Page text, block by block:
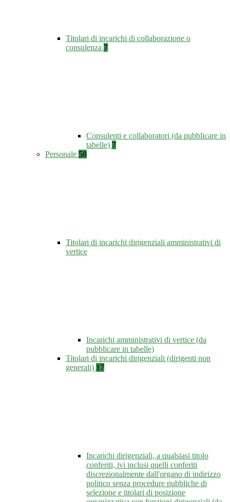
Titolari di incarichi di collaborazione o
consulenza 7
Consulenti e collaboratori (da pubblicare in
tabelle) 7
Personale 58
Titolari di incarichi dirigenziali amministrativi di
vertice
Incarichi amministrativi di vertice (da
pubblicare in tabelle)
Titolari di incarichi dirigenziali (dirigenti non
generali) 17
Incarichi dirigenziali, a qualsiasi titolo
conferiti, ivi inclusi quelli conferiti
discrezionalmente dall'organo di indirizzo
politico senza procedure pubbliche di
selezione e titolari di posizione